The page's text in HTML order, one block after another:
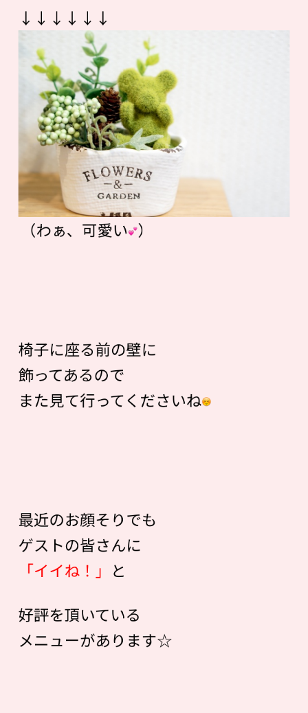
↓↓↓↓↓↓
（わぁ、可愛い ）
椅子に座る前の壁に
飾ってあるので
また見て行ってくださいね
最近のお顔そりでも
ゲストの皆さんに
「イイね！」 と
好評を頂いている
メニューがあります☆